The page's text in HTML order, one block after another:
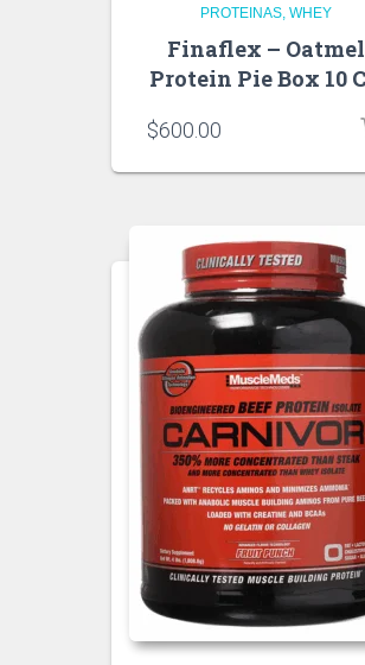
PROTEINAS WHEY
Finaflex – Oatmel
Protein Pie Box 10
$600.00